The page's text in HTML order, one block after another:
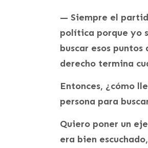
— Siempre el
política porque yo
buscar esos
derecho termina
Entonces, ¿cómo
persona para
Quiero poner un
era bien